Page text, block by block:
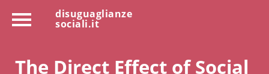
disuguaglianze
sociali.it
The Direct Effect of Social